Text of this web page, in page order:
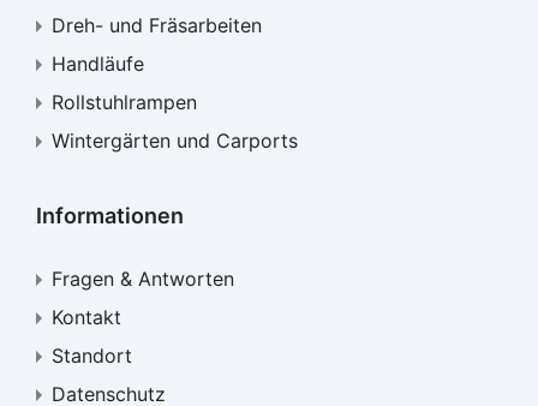
Dreh- und Fräsarbeiten
Handläufe
Rollstuhlrampen
Wintergärten und Carports
Informationen
Fragen & Antworten
Kontakt
Standort
Datenschutz